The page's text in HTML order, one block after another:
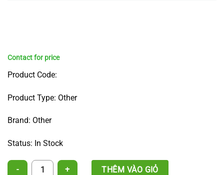
Product Code:
Product Type: Other
Brand: Other
Status: In Stock
A208 Nozzle - 90L - CNC quantityTHÊM VÀO GIỎ